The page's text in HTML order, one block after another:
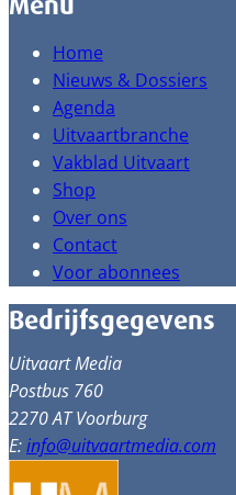
Home
Nieuws & Dossiers
Agenda
Uitvaartbranche
Vakblad Uitvaart
Shop
Over ons
Contact
Voor abonnees
Bedrijfsgegevens
Uitvaart Media
Postbus 760
2270 AT Voorburg
E:info@uitvaartmedia.com